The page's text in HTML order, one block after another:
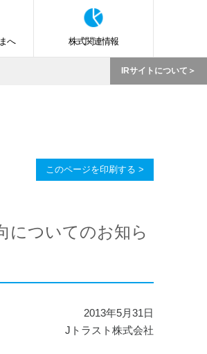
へ 株式関連情報
IRサイトについて
このページを印刷する >
についてのお知ら
2013年5月31日
Jトラスト株式会社